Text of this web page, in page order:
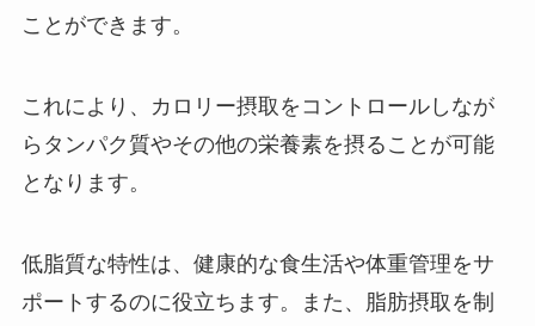
ことができます。
これにより、カロリー摂取をコントロールしなが
らタンパク質やその他の栄養素を摂ることが可能
となります。
低脂質な特性は、健康的な食生活や体重管理をサ
ポートするのに役立ちます。また、脂肪摂取を制